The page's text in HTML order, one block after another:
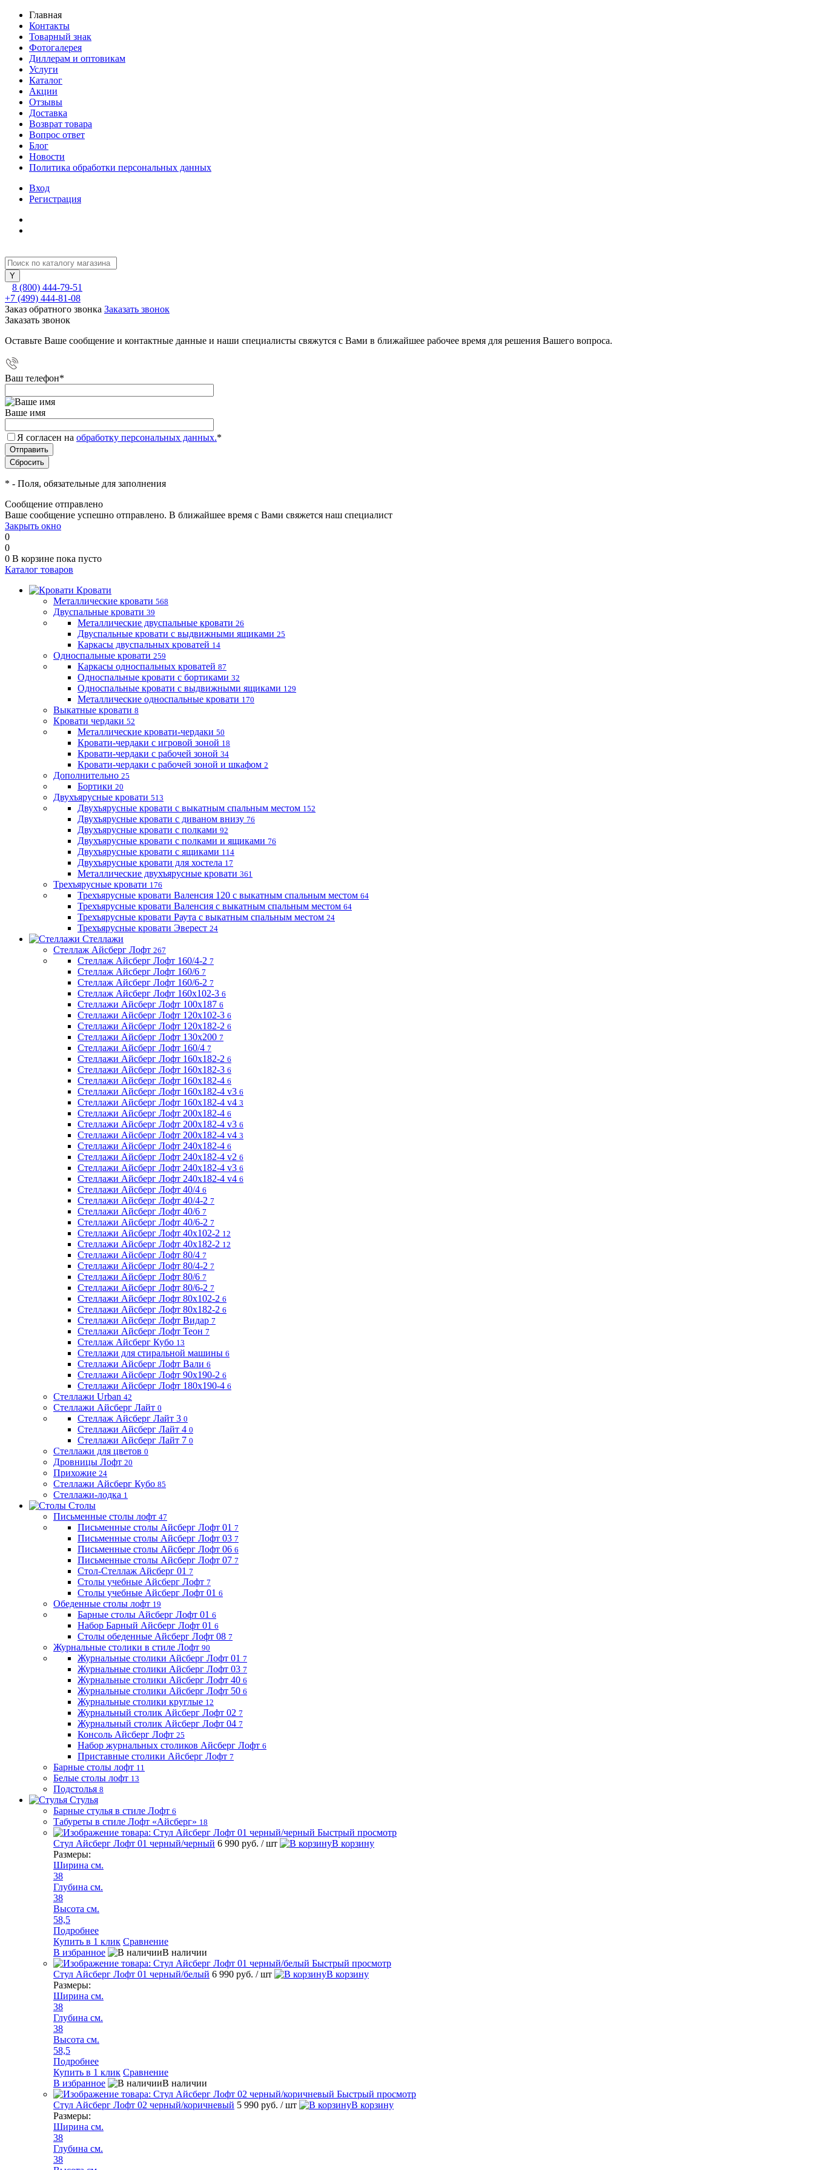
Главная
Контакты
Товарный знак
Фотогалерея
Диллерам и оптовикам
Услуги
Каталог
Акции
Отзывы
Доставка
Возврат товара
Вопрос ответ
Блог
Новости
Политика обработки персональных данных
Вход
Регистрация
8 (800) 444-79-51
+7 (499) 444-81-08
Заказ обратного звонка Заказать звонок
Заказать звонок
Оставьте Ваше сообщение и контактные данные и наши специалисты свяжутся с Вами в ближайшее рабочее время для решения Вашего вопроса.
Ваш телефон*
Ваше имя
Я согласен на обработку персональных данных.*
* - Поля, обязательные для заполнения
Сообщение отправлено
Ваше сообщение успешно отправлено. В ближайшее время с Вами свяжется наш специалист
Закрыть окно
0
0
0 В корзине пока пусто
Каталог товаров
Кровати
Металлические кровати 568
Двуспальные кровати 39
Металлические двуспальные кровати 26
Двуспальные кровати с выдвижными ящиками 25
Каркасы двуспальных кроватей 14
Односпальные кровати 259
Каркасы односпальных кроватей 87
Односпальные кровати с бортиками 32
Односпальные кровати с выдвижными ящиками 129
Металлические односпальные кровати 170
Выкатные кровати 8
Кровати чердаки 52
Металлические кровати-чердаки 50
Кровати-чердаки с игровой зоной 18
Кровати-чердаки с рабочей зоной 34
Кровати-чердаки с рабочей зоной и шкафом 2
Дополнительно 25
Бортики 20
Двухъярусные кровати 513
Двухъярусные кровати с выкатным спальным местом 152
Двухъярусные кровати с диваном внизу 76
Двухъярусные кровати с полками 92
Двухъярусные кровати с полками и ящиками 76
Двухъярусные кровати с ящиками 114
Двухъярусные кровати для хостела 17
Металлические двухъярусные кровати 361
Трехъярусные кровати 176
Трехъярусные кровати Валенсия 120 с выкатным спальным местом 64
Трехъярусные кровати Валенсия с выкатным спальным местом 64
Трехъярусные кровати Раута с выкатным спальным местом 24
Трехъярусные кровати Эверест 24
Стеллажи
Стеллаж Айсберг Лофт 267
Стеллаж Айсберг Лофт 160/4-2 7
Стеллаж Айсберг Лофт 160/6 7
Стеллаж Айсберг Лофт 160/6-2 7
Стеллаж Айсберг Лофт 160х102-3 6
Стеллажи Айсберг Лофт 100х187 6
Стеллажи Айсберг Лофт 120х102-3 6
Стеллажи Айсберг Лофт 120х182-2 6
Стеллажи Айсберг Лофт 130х200 7
Стеллажи Айсберг Лофт 160/4 7
Стеллажи Айсберг Лофт 160х182-2 6
Стеллажи Айсберг Лофт 160х182-3 6
Стеллажи Айсберг Лофт 160х182-4 6
Стеллажи Айсберг Лофт 160х182-4 v3 6
Стеллажи Айсберг Лофт 160х182-4 v4 3
Стеллажи Айсберг Лофт 200х182-4 6
Стеллажи Айсберг Лофт 200х182-4 v3 6
Стеллажи Айсберг Лофт 200х182-4 v4 3
Стеллажи Айсберг Лофт 240х182-4 6
Стеллажи Айсберг Лофт 240х182-4 v2 6
Стеллажи Айсберг Лофт 240х182-4 v3 6
Стеллажи Айсберг Лофт 240х182-4 v4 6
Стеллажи Айсберг Лофт 40/4 6
Стеллажи Айсберг Лофт 40/4-2 7
Стеллажи Айсберг Лофт 40/6 7
Стеллажи Айсберг Лофт 40/6-2 7
Стеллажи Айсберг Лофт 40х102-2 12
Стеллажи Айсберг Лофт 40х182-2 12
Стеллажи Айсберг Лофт 80/4 7
Стеллажи Айсберг Лофт 80/4-2 7
Стеллажи Айсберг Лофт 80/6 7
Стеллажи Айсберг Лофт 80/6-2 7
Стеллажи Айсберг Лофт 80х102-2 6
Стеллажи Айсберг Лофт 80х182-2 6
Стеллажи Айсберг Лофт Видар 7
Стеллажи Айсберг Лофт Теон 7
Стеллаж Айсберг Кубо 13
Стеллажи для стиральной машины 6
Стеллажи Айсберг Лофт Вали 6
Стеллажи Айсберг Лофт 90х190-2 6
Стеллажи Айсберг Лофт 180х190-4 6
Стеллажи Urban 42
Стеллажи Айсберг Лайт 0
Стеллаж Айсберг Лайт 3 0
Стеллажи Айсберг Лайт 4 0
Стеллажи Айсберг Лайт 7 0
Стеллажи для цветов 0
Дровницы Лофт 20
Прихожие 24
Стеллажи Айсберг Кубо 85
Стеллажи-лодка 1
Столы
Письменные столы лофт 47
Письменные столы Айсберг Лофт 01 7
Письменные столы Айсберг Лофт 03 7
Письменные столы Айсберг Лофт 06 6
Письменные столы Айсберг Лофт 07 7
Стол-Стеллаж Айсберг 01 7
Столы учебные Айсберг Лофт 7
Столы учебные Айсберг Лофт 01 6
Обеденные столы лофт 19
Барные столы Айсберг Лофт 01 6
Набор Барный Айсберг Лофт 01 6
Столы обеденные Айсберг Лофт 08 7
Журнальные столики в стиле Лофт 90
Журнальные столики Айсберг Лофт 01 7
Журнальные столики Айсберг Лофт 03 7
Журнальные столики Айсберг Лофт 40 6
Журнальные столики Айсберг Лофт 50 6
Журнальные столики круглые 12
Журнальный столик Айсберг Лофт 02 7
Журнальный столик Айсберг Лофт 04 7
Консоль Айсберг Лофт 25
Набор журнальных столиков Айсберг Лофт 6
Приставные столики Айсберг Лофт 7
Барные столы лофт 11
Белые столы лофт 13
Подстолья 8
Стулья
Барные стулья в стиле Лофт 6
Табуреты в стиле Лофт «Айсберг» 18
Быстрый просмотр
Стул Айсберг Лофт 01 черный/черный 6 990 руб. / шт
В корзину
Размеры:
Ширина см.
38
Глубина см.
38
Высота см.
58,5
Подробнее
Купить в 1 клик Сравнение
В избранное
В наличии
Быстрый просмотр
Стул Айсберг Лофт 01 черный/белый 6 990 руб. / шт
В корзину
Размеры:
Ширина см.
38
Глубина см.
38
Высота см.
58,5
Подробнее
Купить в 1 клик Сравнение
В избранное
В наличии
Быстрый просмотр
Стул Айсберг Лофт 02 черный/коричневый 5 990 руб. / шт
В корзину
Размеры:
Ширина см.
38
Глубина см.
38